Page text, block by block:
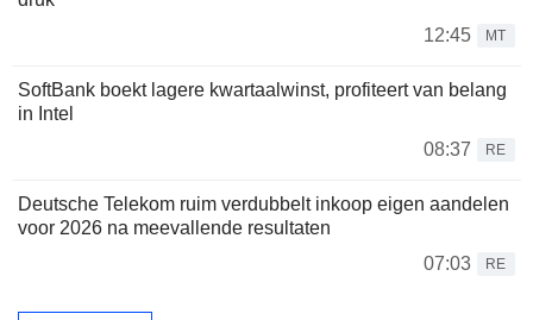
12:45
MT
SoftBank boekt lagere kwartaalwinst, profiteert van belang
in Intel
08:37
RE
Deutsche Telekom ruim verdubbelt inkoop eigen aandelen
voor 2026 na meevallende resultaten
07:03
RE